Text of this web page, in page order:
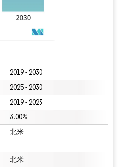
2019 - 2030
2025 - 2030
2019 - 2023
3.00%
北米
北米